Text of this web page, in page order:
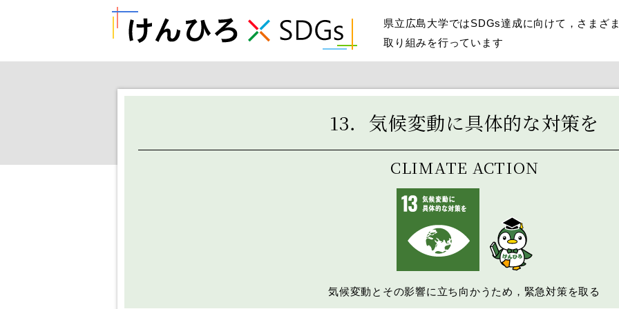
県立広島大学ではSDGs達成に向けて，さまざ
取り組みを行っています
13．気候変動に具体的な対策を
CLIMATE ACTION
気候変動とその影響に立ち向かうため，緊急対策を取る